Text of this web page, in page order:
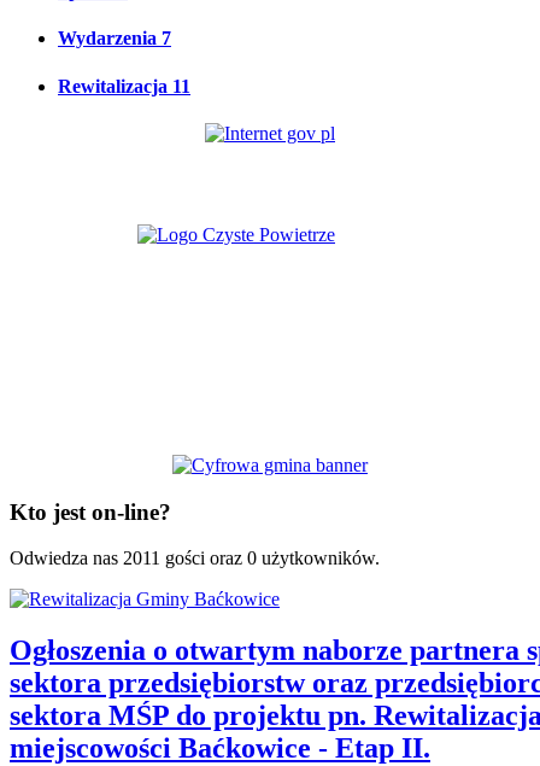
Wydarzenia 7
Rewitalizacja 11
Kto jest on-line?
Odwiedza nas 2011 gości oraz 0 użytkowników.
Ogłoszenia o otwartym naborze partnera
sektora przedsiębiorstw oraz
sektora MŚP do projektu pn.
miejscowości Baćkowice - Etap II.